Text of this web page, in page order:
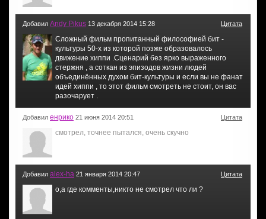
Добавил Andy Pikus 13 декабря 2014 15:28 Цитата
Сложный фильм пропитанный философией бит -
культуры 50-х из которой позже образовалось
движение хиппи .Сценарий без ярко выраженного
стержня , а соткан из эпизодов жизни людей
объединённых духом бит-культуры и если вы не фанат
идей хиппи , то этот фильм смотреть не стоит, он вас
разочарует .
Добавил енрико 21 июня 2014 20:51 Цитата
смотрел, точнее пытался, очень скучно
Добавил alex-ha 21 января 2014 20:47 Цитата
о,а где комменты,никто не смотрел что ли ?